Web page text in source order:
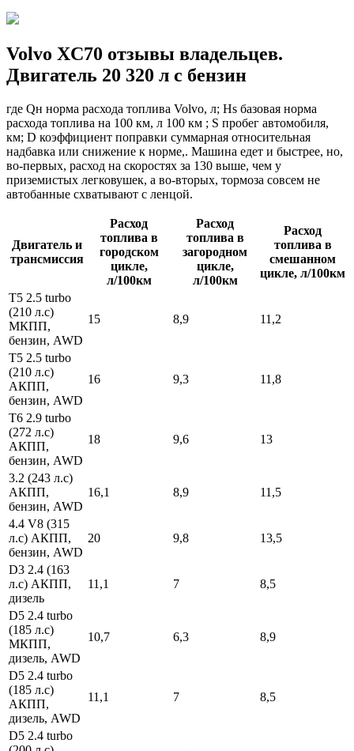
Volvo XC70 отзывы владельцев.
Двигатель 20 320 л с бензин
где Qн норма расхода топлива Volvo, л; Hs базовая норма
расхода топлива на 100 км, л 100 км ; S пробег автомобиля,
км; D коэффициент поправки суммарная относительная
надбавка или снижение к норме,. Машина едет и быстрее, но,
во-первых, расход на скоростях за 130 выше, чем у
приземистых легковушек, а во-вторых, тормоза совсем не
автобанные схватывают с ленцой.
Двигатель и
трансмиссия
Расход
топлива в
городском
цикле,
л/100км
Расход
топлива в
загородном
цикле,
л/100км
Расход
топлива в
смешанном
цикле, л/100км
Т5 2.5 tur­bo
(210 л.с)
МКПП,
бензин, AWD
15 8,9 11,2
Т5 2.5 tur­bo
(210 л.с)
АКПП,
бензин, AWD
16 9,3 11,8
Т6 2.9 tur­bo
(272 л.с)
АКПП,
бензин, AWD
18 9,6 13
3.2 (243 л.с)
АКПП,
бензин, AWD
16,1 8,9 11,5
4.4 V8 (315
л.с) АКПП,
бензин, AWD
20 9,8 13,5
D3 2.4 (163
л.с) АКПП,
дизель
11,1 7 8,5
D5 2.4 tur­bo
(185 л.с)
МКПП,
дизель, AWD
10,7 6,3 8,9
D5 2.4 tur­bo
(185 л.с)
АКПП,
дизель, AWD
11,1 7 8,5
D5 2.4 tur­bo